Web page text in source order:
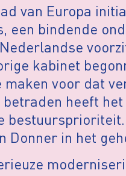
van Europa
een bindende
kabinet
maken voor dat
heeft het
Donner in het